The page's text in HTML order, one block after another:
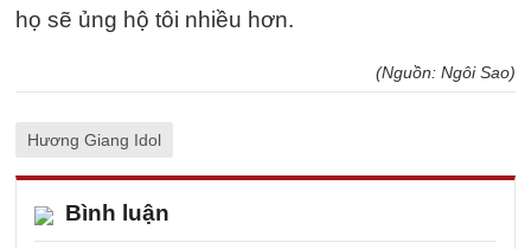
họ sẽ ủng hộ tôi nhiều hơn.
(Nguồn: Ngôi Sao)
Hương Giang Idol
Bình luận